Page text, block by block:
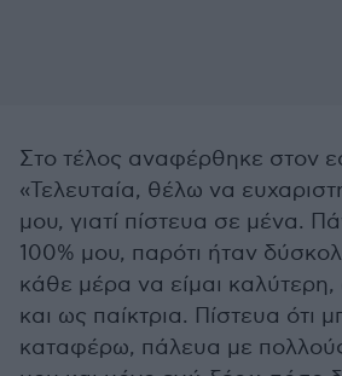
Στο τέλος αναφέρθηκε στον
«Τελευταία, θέλω να
μου, γιατί πίστευα σε μένα.
100% μου, παρότι ήταν
κάθε μέρα να είμαι
και ως παίκτρια. Πίστευα ότι
καταφέρω, πάλευα με